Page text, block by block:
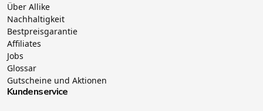
Über Allike
Nachhaltigkeit
Bestpreisgarantie
Affiliates
Jobs
Glossar
Gutscheine und Aktionen
Kundenservice